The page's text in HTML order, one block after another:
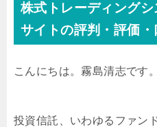
株式トレーディング
サイトの評判・評価・
こんにちは。霧島清志です。
投資信託、いわゆるファン